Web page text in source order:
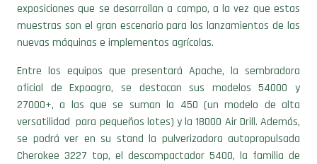
exposiciones que se desarrollan a campo, a la vez que estas
muestras son el gran escenario para los lanzamientos de las
nuevas máquinas e implementos agrícolas.
Entre los equipos que presentará Apache, la sembradora
oficial de Expoagro, se destacan sus modelos 54000 y
27000+, a las que se suman la 450 (un modelo de alta
versatilidad para pequeños lotes) y la 18000 Air Drill. Además,
se podrá ver en su stand la pulverizadora autopropulsada
Cherokee 3227 top, el descompactador 5400, la familia de